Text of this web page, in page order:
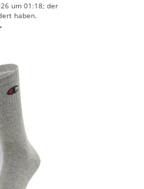
um 01:18; der
haben.